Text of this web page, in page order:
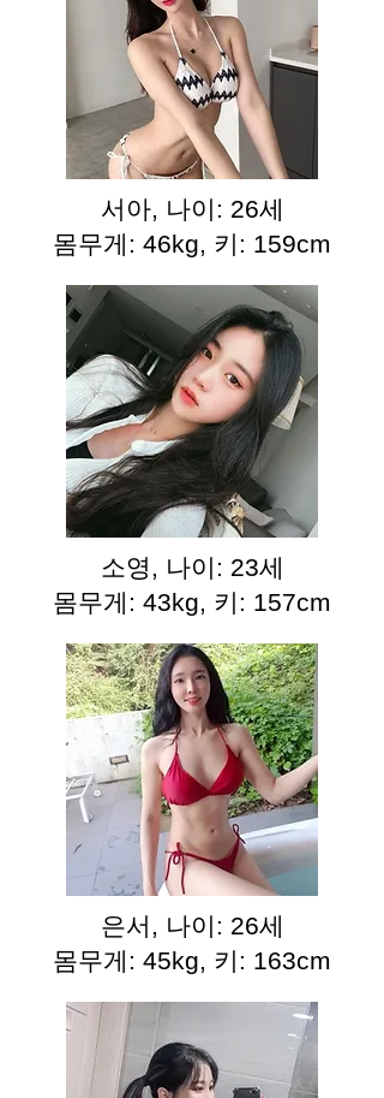
서아, 나이: 26세
몸무게: 46kg, 키: 159cm
소영, 나이: 23세
몸무게: 43kg, 키: 157cm
은서, 나이: 26세
몸무게: 45kg, 키: 163cm